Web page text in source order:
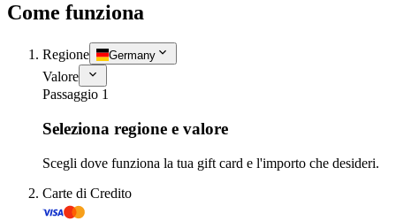
Come funziona
Regione Germany
Valore
Passaggio 1
Seleziona regione e valore
Scegli dove funziona la tua gift card e l'importo che desideri.
Carte di Credito